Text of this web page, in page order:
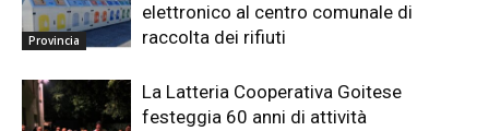
Provincia
elettronico al centro comunale di
raccolta dei rifiuti
La Latteria Cooperativa Goitese
festeggia 60 anni di attività